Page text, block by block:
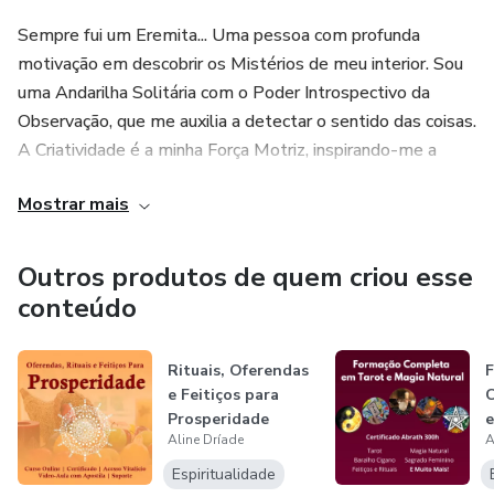
Exemplos e dicas
Sempre fui um Eremita... Uma pessoa com profunda
motivação em descobrir os Mistérios de meu interior. Sou
uma Andarilha Solitária com o Poder Introspectivo da
Observação, que me auxilia a detectar o sentido das coisas.
A Criatividade é a minha Força Motriz, inspirando-me a
da Floresta que (embora se assuste com certos insetos -
e conectar-se à Espiritualidade no Caldeirão da Magia
Interior. Por falar nisso, não sigo uma trilha religiosa, pois
prezo pela Liberdade do Caminho Individual da Alma, no
qual minha Mestra é a Intuição decorada pela Arte de levar
um pouco do Outro Mundo às pessoa.
Identifico-me imensamente com as Deusas Negras, já que
a missão da minha Anciã Interna é expressar as Sombras
da Transformação. Como você pode perceber, muitos dos
Mostrar mais
Outros produtos de quem criou esse
conteúdo
Rituais, Oferendas
e Feitiços para
Prosperidade
Aline Dríade
Espiritualidade